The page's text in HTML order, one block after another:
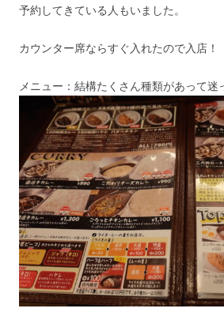
予約してきている人もいました。
カウンター席ならすぐ入れたので入店！
メニュー：結構たくさん種類があって迷